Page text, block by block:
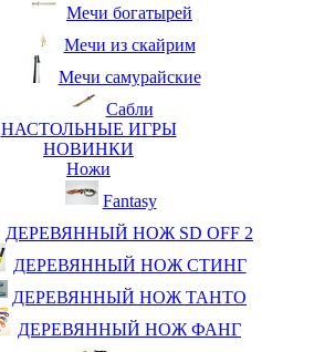
Мечи богатырей
Мечи из скайрим
Мечи самурайские
Сабли
НАСТОЛЬНЫЕ ИГРЫ
НОВИНКИ
Ножи
Fantasy
ДЕРЕВЯННЫЙ НОЖ SD OFF 2
ДЕРЕВЯННЫЙ НОЖ СТИНГ
ДЕРЕВЯННЫЙ НОЖ ТАНТО
ДЕРЕВЯННЫЙ НОЖ ФАНГ